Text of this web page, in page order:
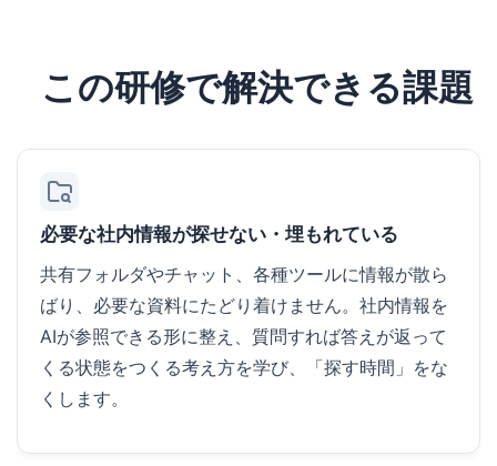
この研修で解決できる課題
必要な社内情報が探せない・埋もれている
共有フォルダやチャット、各種ツールに情報が散ら
ばり、必要な資料にたどり着けません。社内情報を
AIが参照できる形に整え、質問すれば答えが返って
くる状態をつくる考え方を学び、「探す時間」をな
くします。